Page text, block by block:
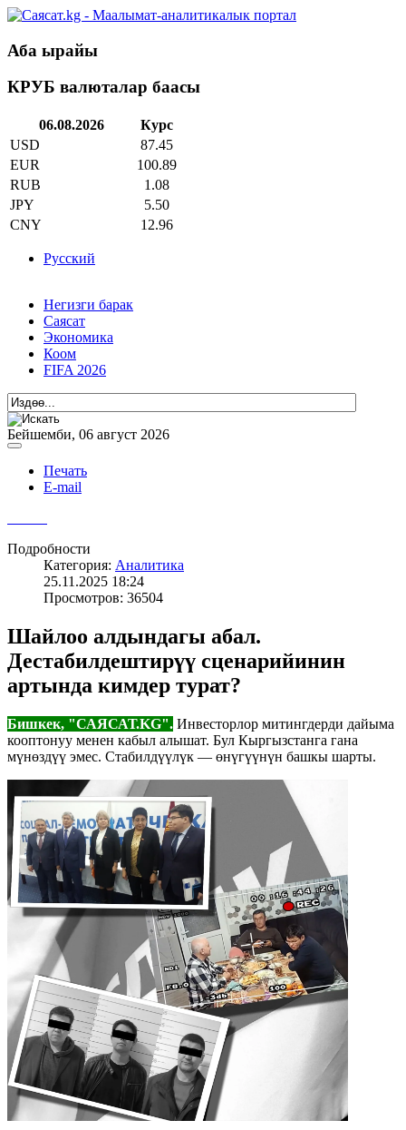
Аба ырайы
КРУБ валюталар баасы
06.08.2026
Курс
USD
87.45
EUR
100.89
RUB
1.08
JPY
5.50
CNY
12.96
Русский
Негизги барак
Саясат
Экономика
Коом
FIFA 2026
Бейшемби, 06 август 2026
Печать
E-mail
Подробности
Категория: Аналитика
25.11.2025 18:24
Просмотров: 36504
Шайлоо алдындагы абал.
Дестабилдештирүү сценарийинин
артында кимдер турат?
Бишкек, "САЯСАТ.KG". Инвесторлор митингдерди дайыма
кооптонуу менен кабыл алышат. Бул Кыргызстанга гана
мүнөздүү эмес. Стабилдүүлүк — өнүгүүнүн башкы шарты.